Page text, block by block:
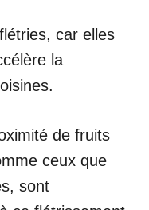
car elles
la
de fruits
ceux que
sont